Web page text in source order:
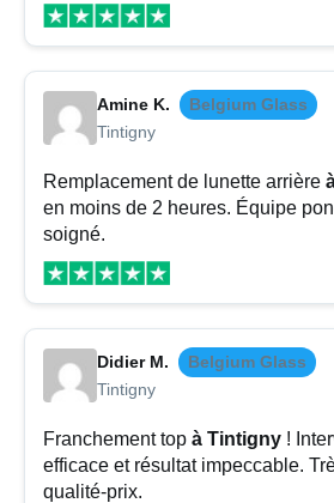
Amine K.
Belgium Glass
Tintigny
Remplacement de lunette arrière
en moins de 2 heures. Équipe
soigné.
Didier M.
Belgium Glass
Tintigny
Franchement top à Tintigny !
efficace et résultat impeccable.
qualité-prix.